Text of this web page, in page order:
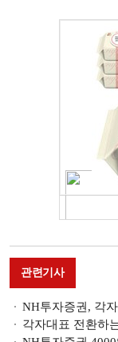
관련기사
NH투자증권, 각자대
각자대표 전환하는